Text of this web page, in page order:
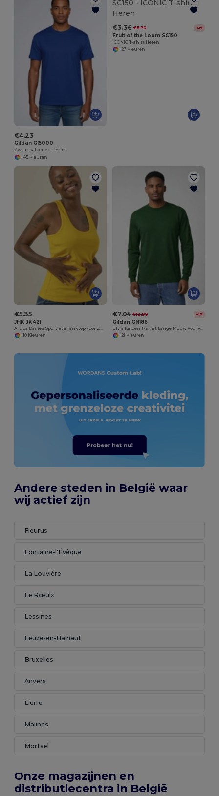
€4.23
Gildan GI5000
Zwaar katoenen T-Shirt
+45 Kleuren
€3.36 €5.70 -41%
Fruit of the Loom SC150
ICONIC T-shirt Heren
+27 Kleuren
€5.35
JHK JK421
+10 Kleuren
€7.04 €12.90 -45%
Gildan GN186
+21 Kleuren
Andere steden in België waar
wij actief zijn
Fleurus
Fontaine-l'Évêque
La Louvière
Le Rœulx
Lessines
Leuze-en-Hainaut
Bruxelles
Anvers
Lierre
Malines
Mortsel
Onze magazijnen en
distributiecentra in België